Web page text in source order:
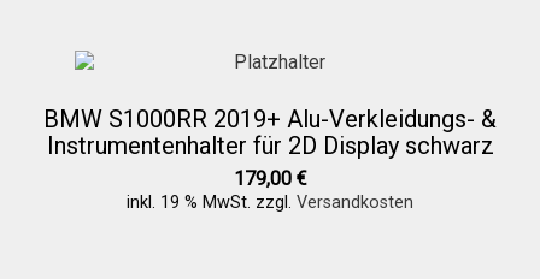
BMW S1000RR 2019+ Alu-Verkleidungs- &
Instrumentenhalter für 2D Display schwarz
179,00 €
inkl. 19 % MwSt. zzgl. Versandkosten